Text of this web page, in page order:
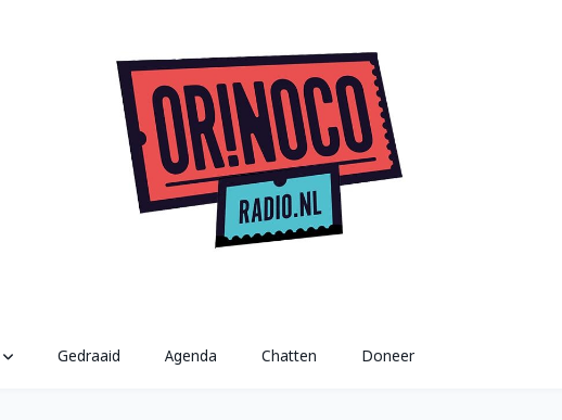
Gedraaid Agenda Chatten Doneer